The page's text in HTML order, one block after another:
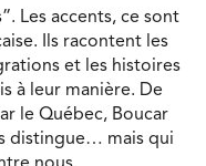
Les accents, ce sont
Ils racontent les
et les histoires
à leur manière. De
le Québec, Boucar
distingue… mais qui